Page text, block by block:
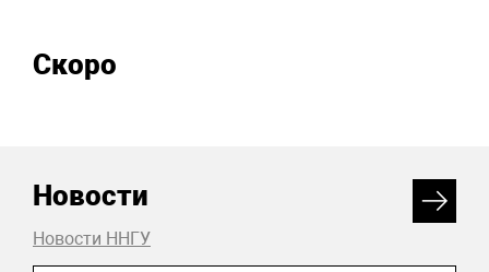
Скоро
Новости
Новости ННГУ